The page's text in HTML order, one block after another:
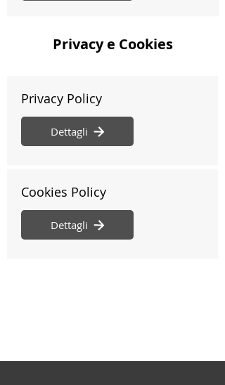
Privacy e Cookies
Privacy Policy
Dettagli
Cookies Policy
Dettagli